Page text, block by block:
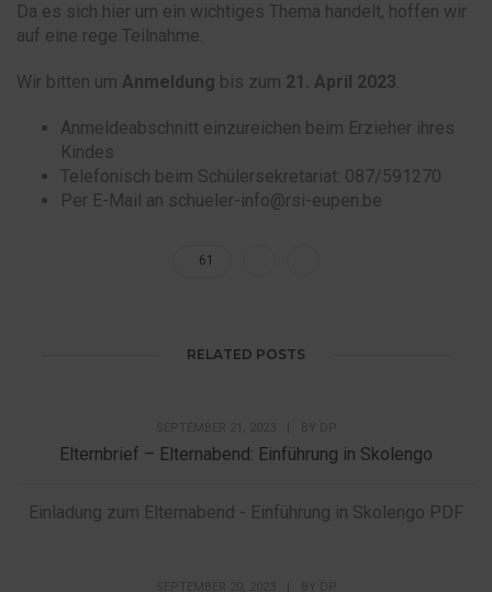
Da es sich hier um ein wichtiges Thema handelt, hoffen wir
auf eine rege Teilnahme.
Wir bitten um Anmeldung bis zum 21. April 2023.
Anmeldeabschnitt einzureichen beim Erzieher ihres
Kindes
Telefonisch beim Schülersekretariat: 087/591270
Per E-Mail an schueler-info@rsi-eupen.be
61
RELATED POSTS
Elternbrief – Elternabend: Einführung in Skolengo
Einladung zum Elternabend - Einführung in Skolengo PDF